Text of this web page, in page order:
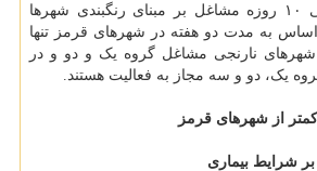
محدودیت ها و تعطیلی ۱۰ روزه مشاغل بر مبنای رنگبندی شهرها
به مدت دو هفته در شهرهای قرمز تنها
نارنجی مشاغل گروه یک و دو و در
یک، دو و سه مجاز به فعالیت هستند.
از شهرهای قرمز
شرایط بیماری